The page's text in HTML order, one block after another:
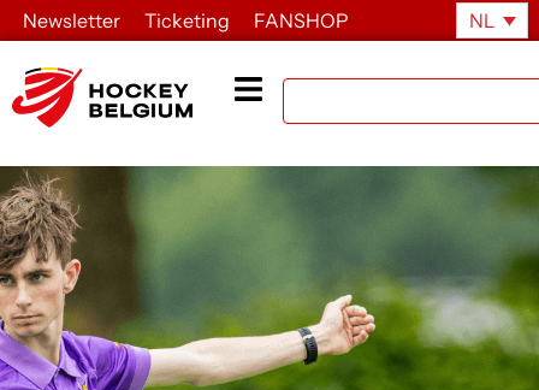
Newsletter Ticketing FANSHOP NL